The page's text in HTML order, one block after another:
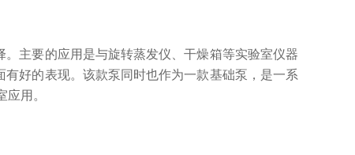
主要的应用是与旋转蒸发仪、干燥箱等实验室仪器
好的表现。该款泵同时也作为一款基础泵，是一系
用。